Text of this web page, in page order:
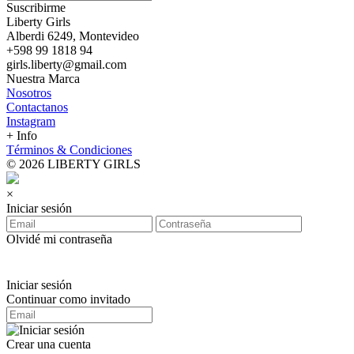
Suscribirme
Liberty Girls
Alberdi 6249, Montevideo
+598 99 1818 94
girls.liberty@gmail.com
Nuestra Marca
Nosotros
Contactanos
Instagram
+ Info
Términos & Condiciones
© 2026 LIBERTY GIRLS
×
Iniciar sesión
Olvidé mi contraseña
Iniciar sesión
Continuar como invitado
Crear una cuenta